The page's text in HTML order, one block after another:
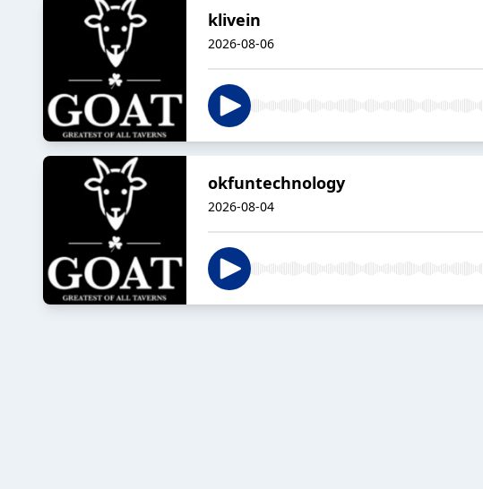
klivein
2026-08-06
okfuntechnology
2026-08-04